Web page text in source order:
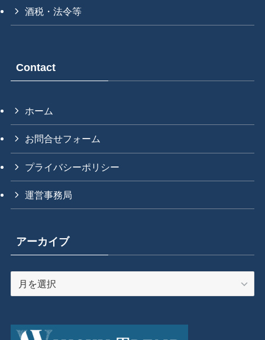
酒税・法令等
Contact
ホーム
お問合せフォーム
プライバシーポリシー
運営事務局
アーカイブ
ー
イ
ブ